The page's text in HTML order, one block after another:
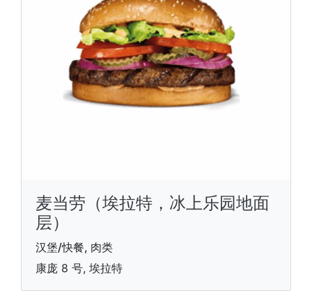
麦当劳（埃拉特，冰上乐园地面
层）
汉堡/快餐, 肉类
康庞 8 号, 埃拉特